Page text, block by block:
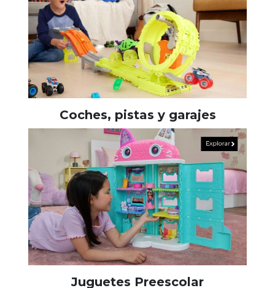
Coches, pistas y garajes
Juguetes Preescolar